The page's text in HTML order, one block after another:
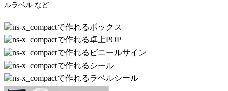
ルラベル など